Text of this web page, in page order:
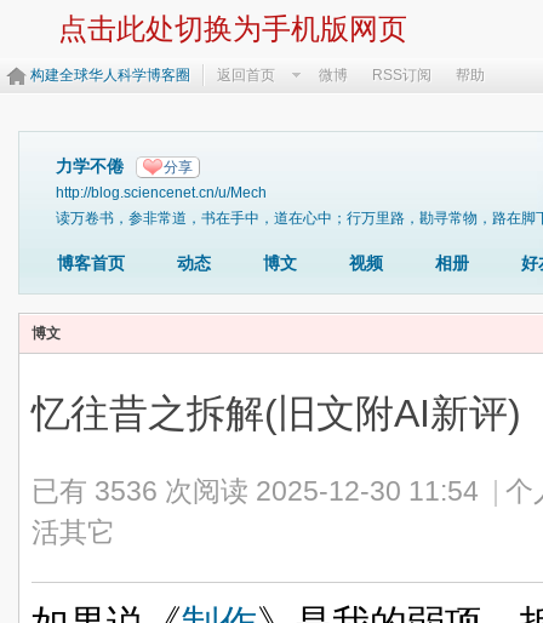
点击此处切换为手机版网页
构建全球华人科学博客圈 返回首页 微博 RSS订阅 帮助
力学不倦 分享
http://blog.sciencenet.cn/u/Mech
读万卷书，参非常道，书在手中，道在心中；行万里路，勘寻常物，路在
博客首页 动态 博文 视频 相册 好
博文
忆往昔之拆解(旧文附AI新评)
已有 3536 次阅读 2025-12-30 11:54
个
活其它